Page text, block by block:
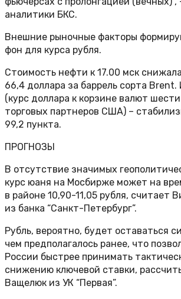
аналитики БКС.
Внешние рыночные факторы
фон для курса рубля.
Стоимость нефти к 17.00 мск
66,4 доллара за баррель сорта
(курс доллара к корзине валют
торговых партнеров США) –
99,2 пункта.
ПРОГНОЗЫ
В отсутствие значимых
курс юаня на Мосбирже может на
в районе 10,90-11,05 рубля, считает
из банка “Санкт-Петербург”.
Рубль, вероятно, будет оставаться
чем предполагалось ранее, что
России быстрее принимать
снижению ключевой ставки,
Ващелюк из УК “Первая”.